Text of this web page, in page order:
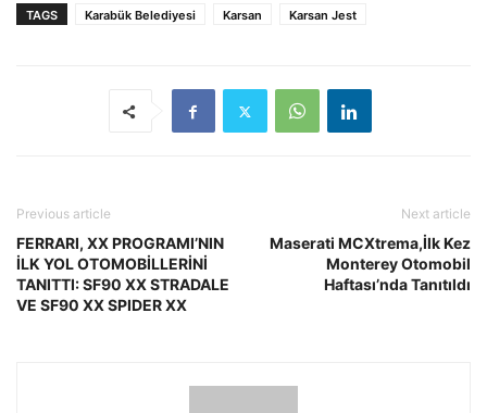
TAGS Karabük Belediyesi Karsan Karsan Jest
Previous article
FERRARI, XX PROGRAMI’NIN
İLK YOL OTOMOBİLLERİNİ
TANITTI: SF90 XX STRADALE
VE SF90 XX SPIDER XX
Next article
Maserati MCXtrema,İlk Kez
Monterey Otomobil
Haftası’nda Tanıtıldı